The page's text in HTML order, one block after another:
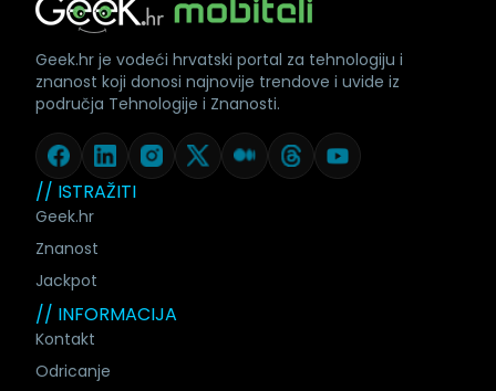
// ISTRAŽITI
Geek.hr
Znanost
Jackpot
// INFORMACIJA
Kontakt
Odricanje
Geek.hr je vodeći hrvatski portal za tehnologiju i
znanost koji donosi najnovije trendove i uvide iz
područja Tehnologije i Znanosti.